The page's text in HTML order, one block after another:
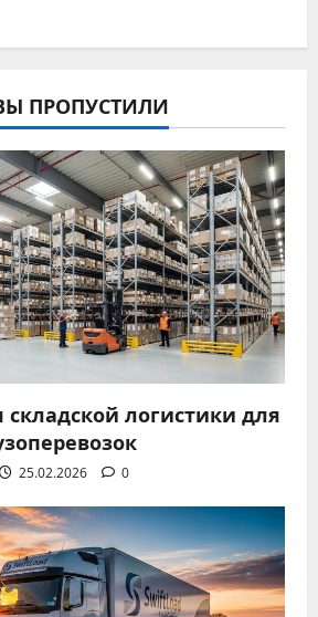
ПРОПУСТИЛИ
логистики для
25.02.2026 0